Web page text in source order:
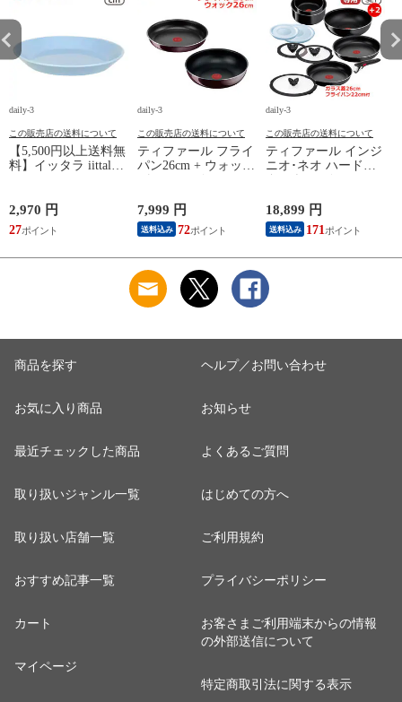
daily-3
この販売店の送料について
【5,500円以上送料無
料】イッタラ iittala
イスブルー プレート
北欧 食器 ita12-c043
2,970 円
27
daily-3
この販売店の送料について
ティファール フライ
パン26cm + ウォック
ジボルドー･インテン
ス 単品 オリジナル2
点セット ガス ガス
fal 【北海道・沖縄は
990円加算】 tfa0098-
13c2630
7,999 円
送料込み 72
daily-3
この販売店の送料について
ティファール インジ
ニオ･ネオ ハードチ
点 L43891 + フライ
パン22cm + バタフラ
イガラスぶた 26cm付
用 直火 T-fal 【北海
道・沖縄は990円加
18,899 円
送料込み 171
商品を探す
お気に入り商品
最近チェックした商品
取り扱いジャンル一覧
取り扱い店舗一覧
おすすめ記事一覧
カート
マイページ
ヘルプ／お問い合わせ
お知らせ
よくあるご質問
はじめての方へ
ご利用規約
プライバシーポリシー
お客さまご利用端末からの情報
の外部送信について
特定商取引法に関する表示